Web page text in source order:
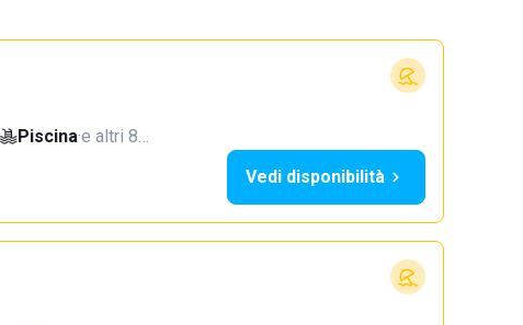
Piscina·e altri 8…
Vedi disponibilità